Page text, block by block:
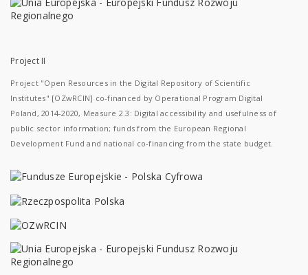
Project II
Project "Open Resources in the Digital Repository of Scientific
Institutes" [OZwRCIN] co-financed by Operational Program Digital
Poland, 2014-2020, Measure 2.3: Digital accessibility and usefulness of
public sector information; funds from the European Regional
Development Fund and national co-financing from the state budget.